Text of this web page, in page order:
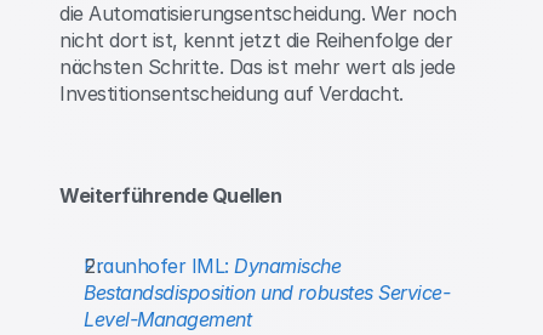
die Automatisierungsentscheidung. Wer noch
nicht dort ist, kennt jetzt die Reihenfolge der
nächsten Schritte. Das ist mehr wert als jede
Investitionsentscheidung auf Verdacht.
Weiterführende Quellen
Fraunhofer IML: Dynamische
Bestandsdisposition und robustes Service-
Level-Management